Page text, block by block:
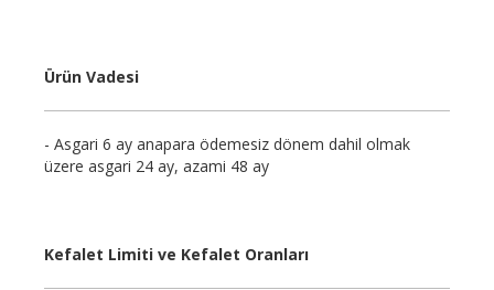
Ürün Vadesi
- Asgari 6 ay anapara ödemesiz dönem dahil olmak
üzere asgari 24 ay, azami 48 ay
Kefalet Limiti ve Kefalet Oranları